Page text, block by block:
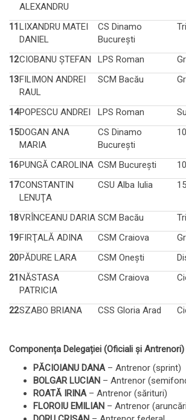
ALEXANDRU
11LIXANDRU MATEI
DANIEL
CS Dinamo
Bucureşti
12CIOBANU ŞTEFAN LPS Roman
13FILIMON ANDREI
RAUL
SCM Bacău
14POPESCU ANDREI LPS Roman
15DOGAN ANA
MARIA
CS Dinamo
Bucureşti
16PUNGĂ CAROLINA CSM Bucureşti
17CONSTANTIN
LENUŢA
CSU Alba Iulia
18VRÎNCEANU DARIA SCM Bacău
19FIRŢALĂ ADINA CSM Craiova
20PĂDURE LARA CSM Oneşti
21NĂSTASA
PATRICIA
CSM Craiova
22SZABO BRIANA CSS Gloria Arad
Componența Delegației (Oficiali și Antrenori)
PĂCIOIANU DANA– Antrenor (sprint)
BOLGAR LUCIAN – Antrenor
ROATĂ IRINA– Antrenor (sărituri)
FLOROIU EMILIAN – Antrenor